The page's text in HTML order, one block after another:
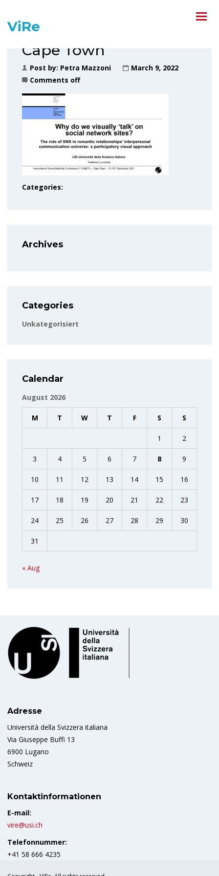
ViRe
Cape Town
Post by: Petra Mazzoni
March 9, 2022
Comments off
Categories:
Archives
Categories
Unkategorisiert
Calendar
August 2026
M T W T F S S
1 2
3 4 5 6 7 8 9
10 11 12 13 14 15 16
17 18 19 20 21 22 23
24 25 26 27 28 29 30
31
« Aug
Adresse
Università della Svizzera italiana
Via Giuseppe Buffi 13
6900 Lugano
Schweiz
Kontaktinformationen
E-mail:
vire@usi.ch
Telefonnummer:
+41 58 666 4235